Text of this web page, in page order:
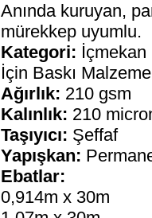
Anında kuruyan,
mürekkep uyumlu.
Kategori: İçmekan
İçin Baskı
Ağırlık: 210 gsm
Kalınlık: 210
Taşıyıcı: Şeffaf
Yapışkan:
Ebatlar:
0,914m x 30m